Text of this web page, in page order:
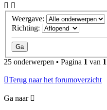
Weergave:
Richting:
25 onderwerpen • Pagina 1 van 1
Terug naar het forumoverzicht
Ga naar